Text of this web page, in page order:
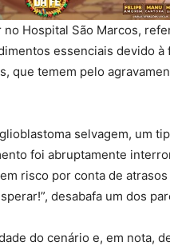
Hospital São Marcos,
essenciais devido à
que temem pelo
selvagem, um
foi abruptamente
risco por conta de
desabafa um dos
do cenário e, em nota,